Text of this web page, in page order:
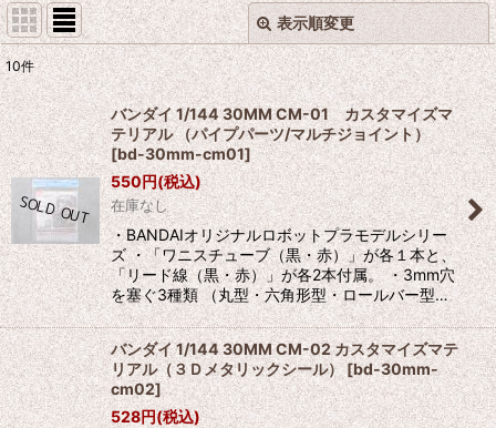
表示順変更
表示数:
並び順:
絞り込む
閉じる
10件
バンダイ 1/144 30MM CM-01 カスタマイズマ
テリアル （パイプパーツ/マルチジョイント）
[bd-30mm-cm01]
550円(税込)
在庫なし
・BANDAIオリジナルロボットプラモデルシリー
ズ ・「ワニスチューブ（黒・赤）」が各１本と、
「リード線（黒・赤）」が各2本付属。 ・3mm穴
を塞ぐ3種類 （丸型・六角形型・ロールバー型…
バンダイ 1/144 30MM CM-02 カスタマイズマテ
リアル（３Ｄメタリックシール） [bd-30mm-
cm02]
528円(税込)